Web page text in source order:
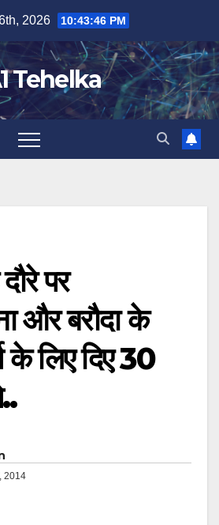
2026 10:43:47 PM
Tehelka
पर
और बरौदा के
के लिए दिए 30
2014